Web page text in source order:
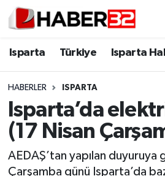
Isparta Türkiye Isparta
HABERLER ISPARTA
Isparta’da
(17 Nisan
AEDAŞ’tan yapılan duyuruya
Çarşamba günü Isparta’da
Isparta
Esnaf Diyor ki;
ASAYİŞ
BİLİM VE TEKNOLOJİ
Isparta Nöbetçi Eczaneler
Isparta Trafik Yoğunluk
Süper Lig Puan Durumu ve
Tüm Manşetler